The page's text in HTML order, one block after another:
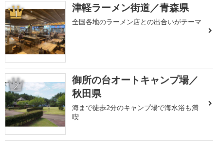
1 津軽ラーメン街道／青森県
全国各地のラーメン店との出合いがテーマ
2
御所の台オートキャンプ場／
秋田県
海まで徒歩2分のキャンプ場で海水浴も満
喫